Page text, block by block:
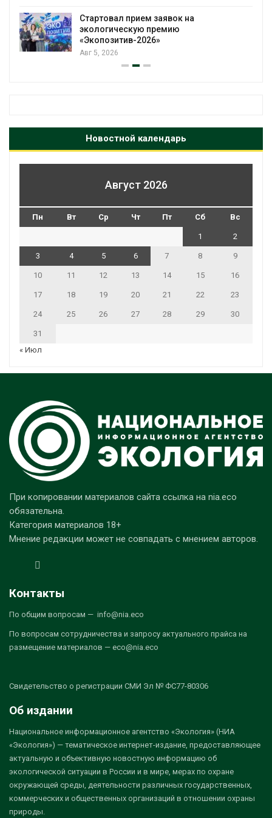
Стартовал прием заявок на
экологическую премию
«Экопозитив-2026»
Авг 5, 2026
Новостной календарь
Август 2026
Пн Вт Ср Чт Пт Сб Вс
1 2
3 4 5 6 7 8 9
10 11 12 13 14 15 16
17 18 19 20 21 22 23
24 25 26 27 28 29 30
31
« Июл
При копировании материалов сайта ссылка на nia.eco
обязательна.
Категория материалов 18+
Мнение редакции может не совпадать с мнением авторов.
Контакты
По общим вопросам — info@nia.eco
По вопросам сотрудничества и запросу актуального прайса на
размещение материалов — eco@nia.eco
Свидетельство о регистрации СМИ Эл № ФС77-80306
Об издании
Национальное информационное агентство «Экология» (НИА
«Экология») — тематическое интернет-издание, предоставляющее
актуальную и объективную новостную информацию об
экологической ситуации в России и в мире, мерах по охране
окружающей среды, деятельности различных государственных,
коммерческих и общественных организаций в отношении охраны
природы.